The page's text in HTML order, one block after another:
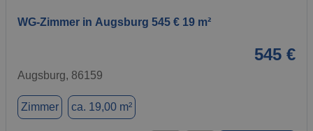
WG-Zimmer in Augsburg 545 € 19 m²
545 €
Augsburg, 86159
Zimmer ca. 19,00 m²